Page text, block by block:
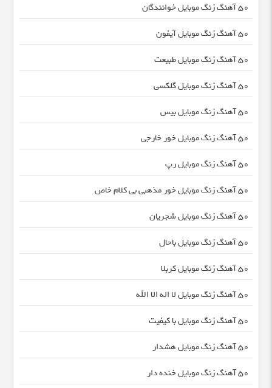
50 آهنگ زنگ موبایل خوانندگان
50 آهنگ زنگ موبایل آیفون
50 آهنگ زنگ موبایل طبیعت
50 آهنگ زنگ موبایل گلکسی
50 آهنگ زنگ موبایل بیس
50 آهنگ زنگ موبایل خور خارجی
50 آهنگ زنگ موبایل رپ
50 آهنگ زنگ موبایل خور مذهبی بی کلام خاص
50 آهنگ زنگ موبایل شجریان
50 آهنگ زنگ موبایل باحال
50 آهنگ زنگ موبایل کربلا
50 آهنگ زنگ موبایل لا اله الا الله
50 آهنگ زنگ موبایل با کیفیت
50 آهنگ زنگ موبایل هشدار
50 آهنگ زنگ موبایل خنده دار